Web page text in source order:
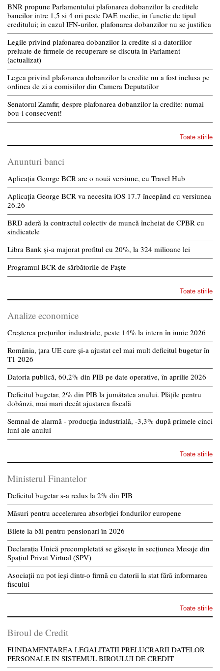
BNR propune Parlamentului plafonarea dobanzilor la creditele
bancilor intre 1,5 si 4 ori peste DAE medie, in functie de tipul
creditului; in cazul IFN-urilor, plafonarea dobanzilor nu se justifica
Legile privind plafonarea dobanzilor la credite si a datoriilor
preluate de firmele de recuperare se discuta in Parlament
(actualizat)
Legea privind plafonarea dobanzilor la credite nu a fost inclusa pe
ordinea de zi a comisiilor din Camera Deputatilor
Senatorul Zamfir, despre plafonarea dobanzilor la credite: numai
bou-i consecvent!
Toate stirile
Anunturi banci
Aplicația George BCR are o nouă versiune, cu Travel Hub
Aplicația George BCR va necesita iOS 17.7 începând cu versiunea
26.26
BRD aderă la contractul colectiv de muncă încheiat de CPBR cu
sindicatele
Libra Bank și-a majorat profitul cu 20%, la 324 milioane lei
Programul BCR de sărbătorile de Paște
Toate stirile
Analize economice
Creșterea prețurilor industriale, peste 14% la intern în iunie 2026
România, țara UE care și-a ajustat cel mai mult deficitul bugetar în
T1 2026
Datoria publică, 60,2% din PIB pe date operative, în aprilie 2026
Deficitul bugetar, 2% din PIB la jumătatea anului. Plățile pentru
dobânzi, mai mari decât ajustarea fiscală
Semnal de alarmă - producția industrială, -3,3% după primele cinci
luni ale anului
Toate stirile
Ministerul Finantelor
Deficitul bugetar s-a redus la 2% din PIB
Măsuri pentru accelerarea absorbției fondurilor europene
Bilete la băi pentru pensionari în 2026
Declarația Unică precompletată se găsește în secțiunea Mesaje din
Spațiul Privat Virtual (SPV)
Asociații nu pot ieși dintr-o firmă cu datorii la stat fără informarea
fiscului
Toate stirile
Biroul de Credit
FUNDAMENTAREA LEGALITATII PRELUCRARII DATELOR
PERSONALE IN SISTEMUL BIROULUI DE CREDIT